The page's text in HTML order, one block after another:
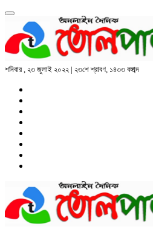
শনিবার , ২৩ জুলাই ২০২২ | ২৩শে শ্রাবণ, ১৪৩৩ বঙ্গাব্দ